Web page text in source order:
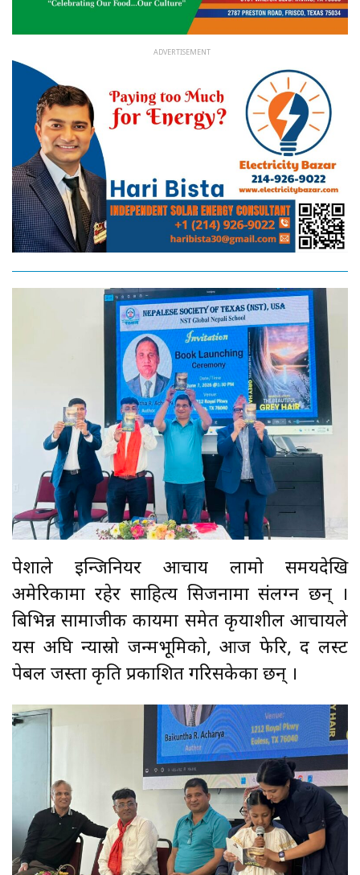
पेशाले ईन्जिनियर आचार्य लामो समयदेखि
अमेरिकामा रहेर साहित्य सिर्जनामा संलग्न छन् ।
बिभिन्न सामाजीक कार्यमा समेत कृयाशील आचार्यले
यस अघि न्यास्रो जन्मभूमिको, आज फेरि, द लस्ट
पेबल जस्ता कृति प्रकाशित गरिसकेका छन् ।